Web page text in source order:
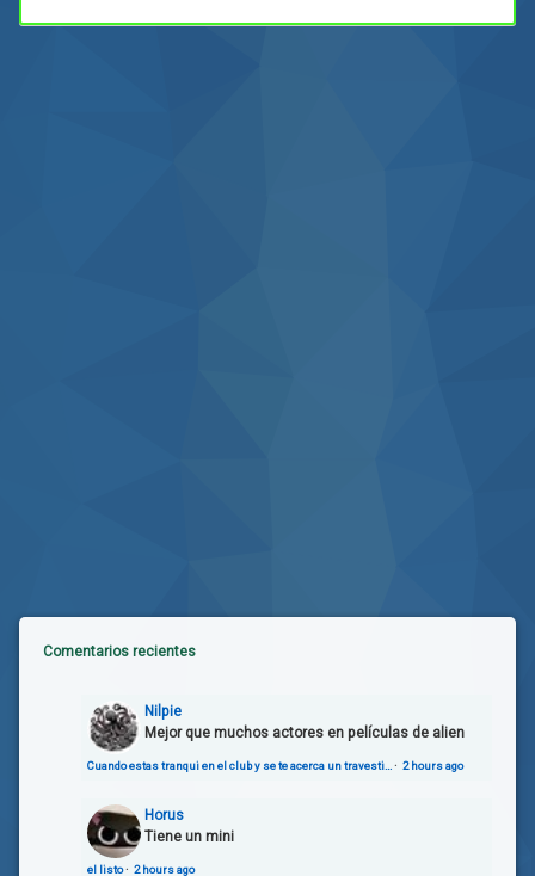
Comentarios recientes
Nilpie
Mejor que muchos actores en películas de alien
Cuando estas tranqui en el club y se te acerca un travesti… · 2 hours ago
Horus
Tiene un mini
el listo· 2 hours ago